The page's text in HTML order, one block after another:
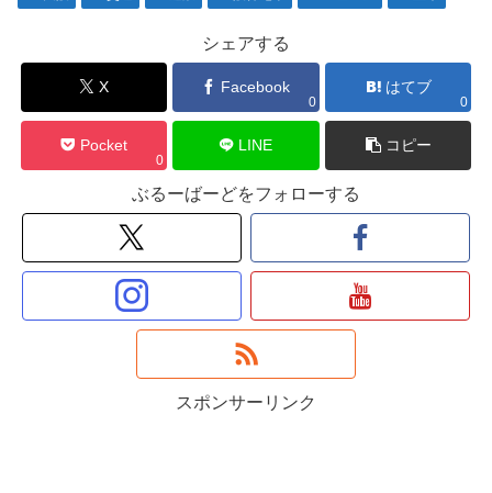
シェアする
X Facebook
0
はてブ
0
Pocket
0
LINE コピー
ぶるーばーどをフォローする
スポンサーリンク